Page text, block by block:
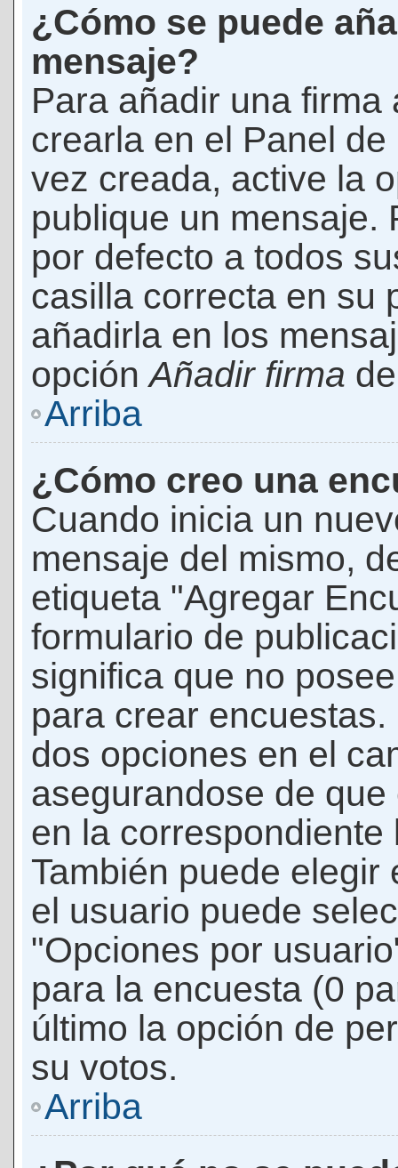
¿Cómo se puede
mensaje?
Para añadir una
crearla en el Panel
vez creada, active la
publique un mensaje.
por defecto a todos
casilla correcta en su
añadirla en los
opciónAñadir firma
Arriba
¿Cómo creo una
Cuando inicia un
mensaje del mismo,
etiqueta "Agregar
formulario de
significa que no
para crear
dos opciones en el
asegurandose de
en la
También puede
el usuario puede
"Opciones por
para la encuesta (0
último la opción de
su votos.
Arriba